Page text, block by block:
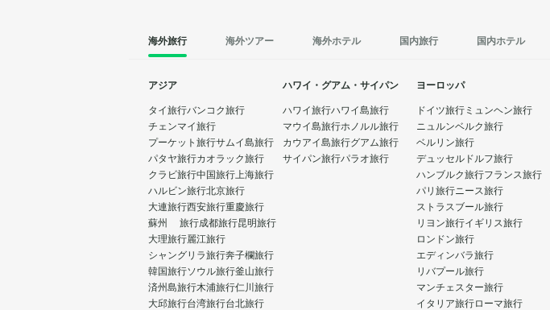
海外旅行 海外ツアー 海外ホテル 国内旅行 国内ホテル
アジア
タイ旅行バンコク旅行
チェンマイ旅行
プーケット旅行サムイ島旅行
パタヤ旅行カオラック旅行
クラビ旅行中国旅行上海旅行
ハルビン旅行北京旅行
大連旅行西安旅行重慶旅行
蘇州 旅行成都旅行昆明旅行
大理旅行麗江旅行
シャングリラ旅行奔子欄旅行
韓国旅行ソウル旅行釜山旅行
済州島旅行木浦旅行仁川旅行
大邱旅行台湾旅行台北旅行
ハワイ・グアム・サイパン
ハワイ旅行ハワイ島旅行
マウイ島旅行ホノルル旅行
カウアイ島旅行グアム旅行
サイパン旅行パラオ旅行
ヨーロッパ
ドイツ旅行 ミュンヘン旅行
ニュルンベルク旅行
ベルリン旅行
デュッセルドルフ旅行
ハンブルク旅行フランス旅行
パリ旅行ニース旅行
ストラスブール旅行
リヨン旅行イギリス旅行
ロンドン旅行
エディンバラ旅行
リバプール旅行
マンチェスター旅行
イタリア旅行ローマ旅行